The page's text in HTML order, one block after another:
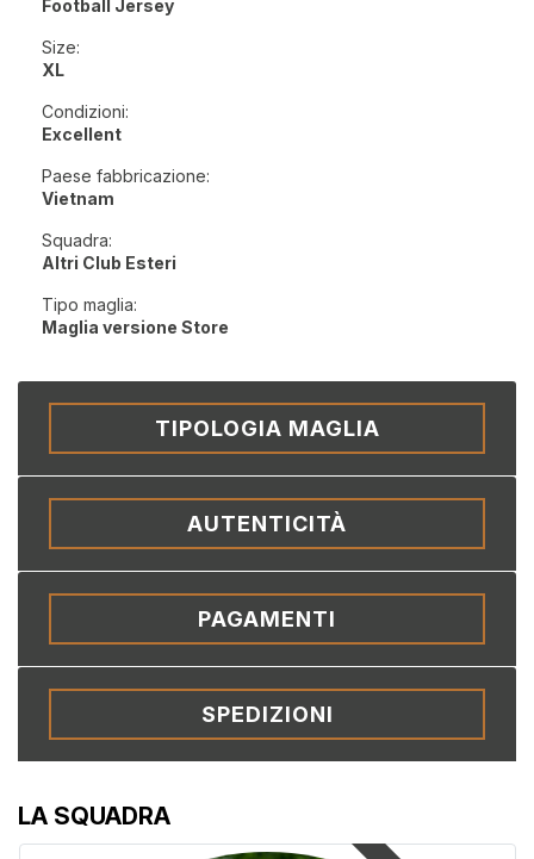
LA SQUADRA
Football Jersey
Size:
XL
Condizioni:
Excellent
Paese fabbricazione:
Vietnam
Squadra:
Altri Club Esteri
Tipo maglia:
Maglia versione Store
TIPOLOGIA MAGLIA
AUTENTICITÀ
PAGAMENTI
SPEDIZIONI